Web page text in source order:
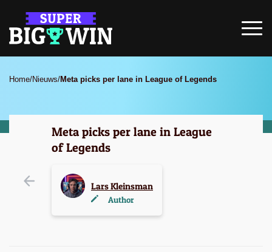
Home/Nieuws/Meta picks per lane in League of Legends
Meta picks per lane in League
of Legends
Lars Kleinsman
Author